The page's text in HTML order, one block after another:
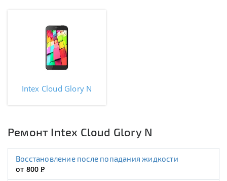
Intex Cloud Glory N
Ремонт Intex Cloud Glory N
Восстановление после попадания жидкости
от 800Р